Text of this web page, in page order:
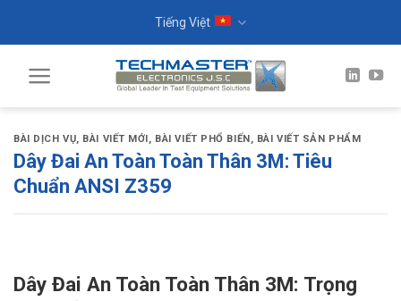
Tiếng Việt
BÀI DỊCH VỤ, BÀI VIẾT MỚI, BÀI VIẾT PHỔ BIẾN, BÀI VIẾT SẢN PHẨM
Dây Đai An Toàn Toàn Thân 3M: Tiêu
Chuẩn ANSI Z359
Dây Đai An Toàn Toàn Thân 3M: Trọng